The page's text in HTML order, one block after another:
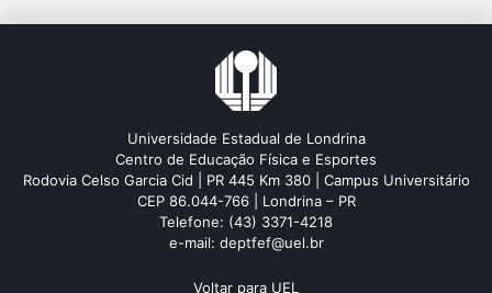
Universidade Estadual de Londrina
Centro de Educação Física e Esportes
Rodovia Celso Garcia Cid | PR 445 Km 380 | Campus Universitário
CEP 86.044-766 | Londrina – PR
Telefone: (43) 3371-4218
e-mail: deptfef@uel.br
Voltar para UEL